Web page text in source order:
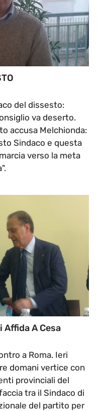
del dissesto:
va deserto.
accusa Melchionda:
Sindaco e questa
verso la meta
A Cesa
a Roma. Ieri
domani vertice con
provinciali del
tra il Sindaco di
del partito per